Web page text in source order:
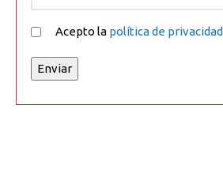
Acepto la política de privacidad